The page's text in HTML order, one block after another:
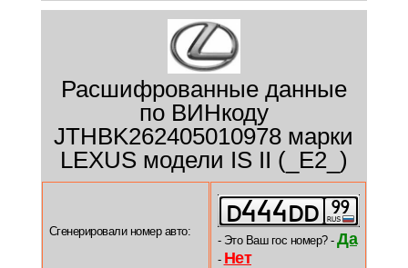
Расшифрованные данные
по ВИНкоду
JTHBK262405010978 марки
LEXUS модели IS II (_E2_)
Сгенерировали номер авто:
- Это Ваш гос номер? - Да
- Нет